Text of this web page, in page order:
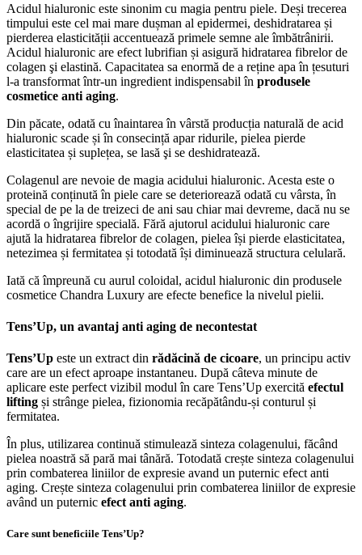
Acidul hialuronic este sinonim cu magia pentru piele. Deși trecerea
timpului este cel mai mare dușman al epidermei, deshidratarea și
pierderea elasticității accentuează primele semne ale îmbătrânirii.
Acidul hialuronic are efect lubrifian și asigură hidratarea fibrelor de
colagen şi elastină. Capacitatea sa enormă de a reține apa în țesuturi
l-a transformat într-un ingredient indispensabil în produsele
cosmetice anti aging.
Din păcate, odată cu înaintarea în vârstă producția naturală de acid
hialuronic scade și în consecință apar ridurile, pielea pierde
elasticitatea și suplețea, se lasă şi se deshidratează.
Colagenul are nevoie de magia acidului hialuronic. Acesta este o
proteină conținută în piele care se deteriorează odată cu vârsta, în
special de pe la de treizeci de ani sau chiar mai devreme, dacă nu se
acordă o îngrijire specială. Fără ajutorul acidului hialuronic care
ajută la hidratarea fibrelor de colagen, pielea își pierde elasticitatea,
netezimea și fermitatea și totodată își diminuează structura celulară.
Iată că împreună cu aurul coloidal, acidul hialuronic din produsele
cosmetice Chandra Luxury are efecte benefice la nivelul pielii.
Tens’Up, un avantaj anti aging de necontestat
Tens’Up este un extract din rădăcină de cicoare, un principu activ
care are un efect aproape instantaneu. După câteva minute de
aplicare este perfect vizibil modul în care Tens’Up exercită efectul
lifting și strânge pielea, fizionomia recăpătându-și conturul și
fermitatea.
În plus, utilizarea continuă stimulează sinteza colagenului, făcând
pielea noastră să pară mai tânără. Totodată crește sinteza colagenului
prin combaterea liniilor de expresie avand un puternic efect anti
aging. Crește sinteza colagenului prin combaterea liniilor de expresie
având un puternic efect anti aging.
Care sunt beneficiile Tens’Up?